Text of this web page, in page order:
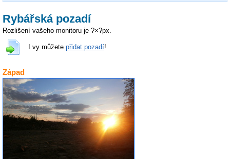
Rybářská pozadí
Rozlišení vašeho monitoru je ?×?px.
I vy můžete přidat pozadí!
Západ